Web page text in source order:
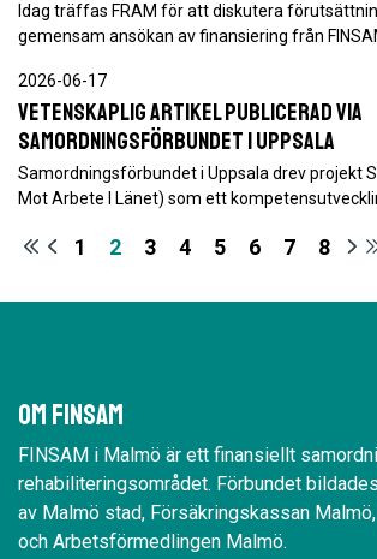
Idag träffas FRAM för att diskutera
gemensam ansökan av finansiering från
2026-06-17
Vetenskaplig artikel publicerad via
Samordningsförbundet i Uppsala
Samordningsförbundet i Uppsala drev projekt
Mot Arbete I Länet) som ett
1 2 3 4 5 6 7 8
Om Finsam
FINSAM i Malmö är ett finansiellt
rehabiliteringsområdet. Förbundet
av Malmö stad, Försäkringskassan
och Arbetsförmedlingen Malmö.